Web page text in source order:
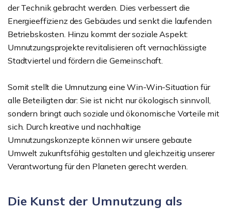
der Technik gebracht werden. Dies verbessert die
Energieeffizienz des Gebäudes und senkt die laufenden
Betriebskosten. Hinzu kommt der soziale Aspekt:
Umnutzungsprojekte revitalisieren oft vernachlässigte
Stadtviertel und fördern die Gemeinschaft.
Somit stellt die Umnutzung eine Win-Win-Situation für
alle Beteiligten dar: Sie ist nicht nur ökologisch sinnvoll,
sondern bringt auch soziale und ökonomische Vorteile mit
sich. Durch kreative und nachhaltige
Umnutzungskonzepte können wir unsere gebaute
Umwelt zukunftsfähig gestalten und gleichzeitig unserer
Verantwortung für den Planeten gerecht werden.
Die Kunst der Umnutzung als